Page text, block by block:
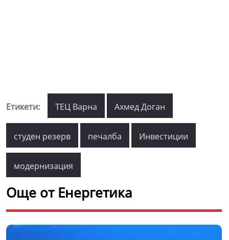
Етикети: ТЕЦ Варна Ахмед Доган
студен резерв печалба Инвестиции
модернизация
Още от Енергетика